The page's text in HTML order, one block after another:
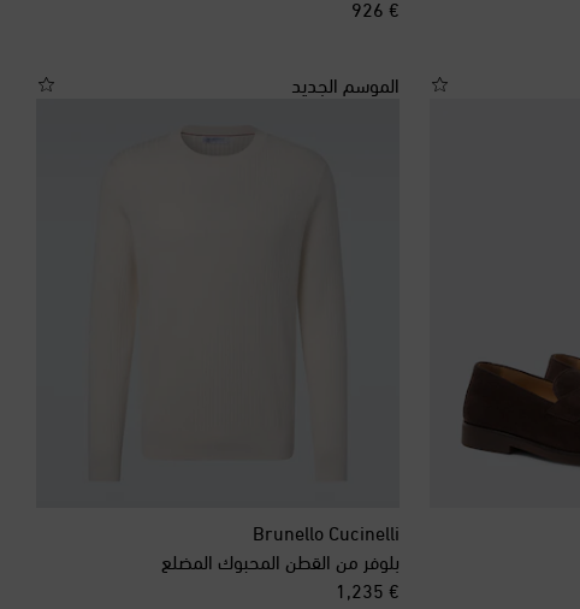
€ 926
الموسم الجديد
Brunello Cucinelli
بلوفر من القطن المحبوك المضلع
€ 1,235
original price